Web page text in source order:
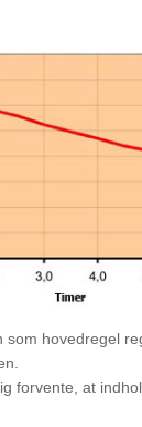
som hovedregel
forvente, at